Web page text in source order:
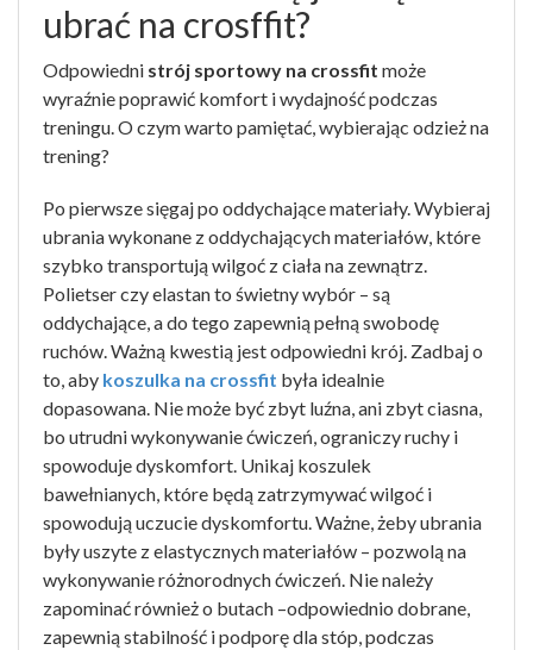
ubrać na crosffit?
Odpowiedni strój sportowy na crossfit może
wyraźnie poprawić komfort i wydajność podczas
treningu. O czym warto pamiętać, wybierając odzież na
trening?
Po pierwsze sięgaj po oddychające materiały. Wybieraj
ubrania wykonane z oddychających materiałów, które
szybko transportują wilgoć z ciała na zewnątrz.
Polietser czy elastan to świetny wybór – są
oddychające, a do tego zapewnią pełną swobodę
ruchów. Ważną kwestią jest odpowiedni krój. Zadbaj o
to, aby koszulka na crossfit była idealnie
dopasowana. Nie może być zbyt luźna, ani zbyt ciasna,
bo utrudni wykonywanie ćwiczeń, ograniczy ruchy i
spowoduje dyskomfort. Unikaj koszulek
bawełnianych, które będą zatrzymywać wilgoć i
spowodują uczucie dyskomfortu. Ważne, żeby ubrania
były uszyte z elastycznych materiałów – pozwolą na
wykonywanie różnorodnych ćwiczeń. Nie należy
zapominać również o butach –odpowiednio dobrane,
zapewnią stabilność i podporę dla stóp, podczas